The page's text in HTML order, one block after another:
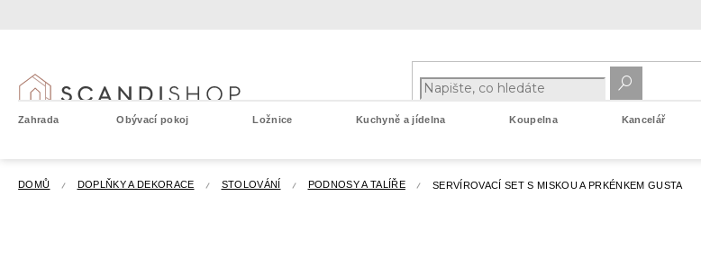
Zahrada Obývací pokoj Ložnice Kuchyně a jídelna Koupelna Kancelář
DOMŮ DOPLŇKY A DEKORACE STOLOVÁNÍ PODNOSY A TALÍŘE SERVÍROVACÍ SET S MISKOU A PRKÉNKEM GUSTA